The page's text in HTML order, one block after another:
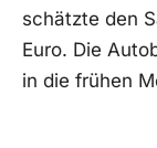
schätzte den
Euro. Die
in die frühen